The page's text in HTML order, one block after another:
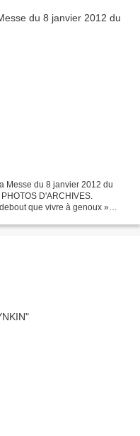
Messe du 8 janvier 2012 du
D'ARCHIVES.
que vivre à genoux »